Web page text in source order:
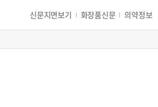
신문지면보기 화장품신문 의약정보